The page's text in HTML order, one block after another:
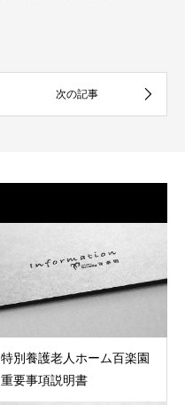
特別養護老人ホーム百楽園
重要事項説明書